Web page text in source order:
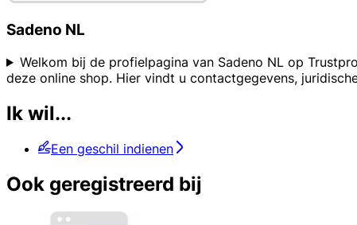
Sadeno NL
Welkom bij de profielpagina van Sadeno NL op
deze online shop. Hier vindt u contactgegevens,
Ik wil...
Een geschil indienen
Ook geregistreerd bij